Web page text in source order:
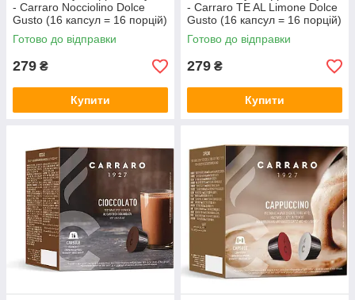
- Carraro Nocciolino Dolce
Gusto (16 капсул = 16 порцій)
Готово до відправки
279 ₴
Купити
- Carraro TE AL Limone Dolce
Gusto (16 капсул = 16 порцій)
Готово до відправки
279 ₴
Купити